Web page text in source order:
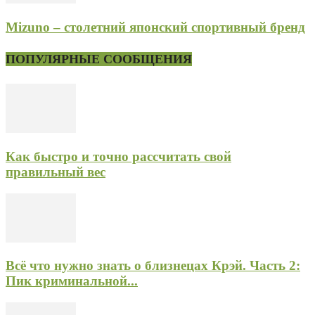
Mizuno – столетний японский спортивный бренд
ПОПУЛЯРНЫЕ СООБЩЕНИЯ
Как быстро и точно рассчитать свой
правильный вес
Всё что нужно знать о близнецах Крэй. Часть 2:
Пик криминальной...